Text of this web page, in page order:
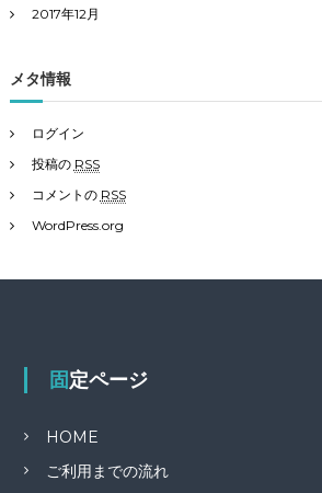
2017年12月
メタ情報
ログイン
投稿の RSS
コメントの RSS
WordPress.org
固定ページ
HOME
ご利用までの流れ